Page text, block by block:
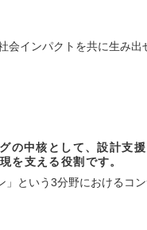
会インパクトを共に生み出
の中核として、設計支
を支える役割です。
」という3分野におけるコ